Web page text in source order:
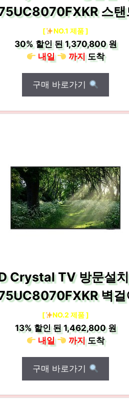
스탠
[ NO.1 제품 ]
30%할인 된1,370,800 원
내일
까지도착
구매 바로가기
Crystal TV 방문설
벽걸
[ NO.2 제품 ]
13%할인 된1,462,800 원
내일
까지도착
구매 바로가기